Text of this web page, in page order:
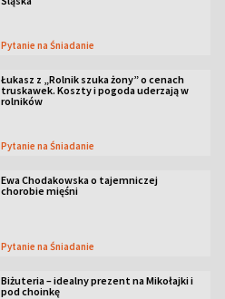
Pytanie na Śniadanie
Łukasz z „Rolnik szuka żony” o cenach
truskawek. Koszty i pogoda uderzają w
rolników
Pytanie na Śniadanie
Ewa Chodakowska o tajemniczej
chorobie mięśni
Pytanie na Śniadanie
Biżuteria – idealny prezent na Mikołajki i
pod choinkę